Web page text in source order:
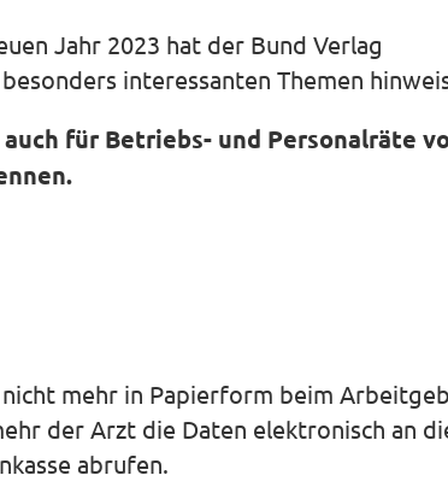
Jahr 2023 hat der Bund Verlag
interessanten Themen
für Betriebs- und Personalräte
mehr in Papierform beim
der Arzt die Daten elektronisch an
abrufen.